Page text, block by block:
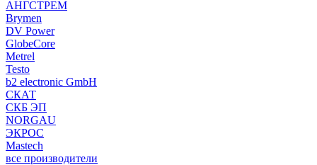
АНГСТРЕМ
Brymen
DV Power
GlobeCore
Metrel
Testo
b2 electronic GmbH
СКАТ
СКБ ЭП
NORGAU
ЭКРОС
Mastech
все производители